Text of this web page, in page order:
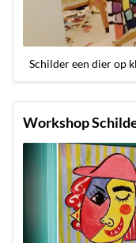
Schilder een dier op
Workshop